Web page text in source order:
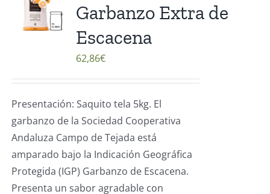
Garbanzo Extra de
Escacena
62,86€
Presentación: Saquito tela 5kg. El
garbanzo de la Sociedad Cooperativa
Andaluza Campo de Tejada está
amparado bajo la Indicación Geográfica
Protegida (IGP) Garbanzo de Escacena.
Presenta un sabor agradable con